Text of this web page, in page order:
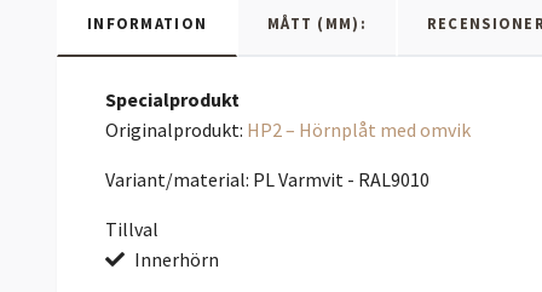
INFORMATION MÅTT (MM):
Specialprodukt
Originalprodukt: HP2 – Hörnplåt med omvik
Variant/material: PL Varmvit - RAL9010
Tillval
Innerhörn